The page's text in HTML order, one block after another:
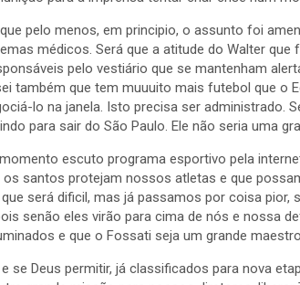
pelo menos, em principio, o assunto foi
médicos. Será que a atitude do Walter
pelo vestiário que se mantenham
também que tem muuuito mais futebol que o
lo na janela. Isto precisa ser administrado.
para sair do São Paulo. Ele não seria uma
escuto programa esportivo pela
os santos protejam nossos atletas e que
será dificil, mas já passamos por coisa
senão eles virão para cima de nós e nossa
e que o Fossati seja um grande
se Deus permitir, já classificados para nova